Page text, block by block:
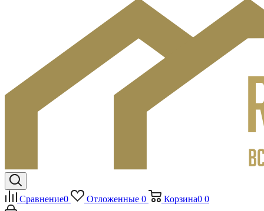
Сравнение0 Отложенные 0 Корзина0 0